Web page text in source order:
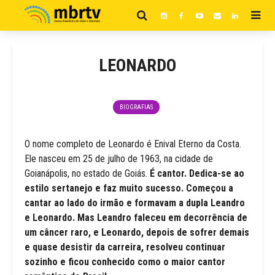
LEONARDO
BIOGRAFIAS
O nome completo de Leonardo é Enival Eterno da Costa.
Ele nasceu em 25 de julho de 1963, na cidade de
Goianápolis, no estado de Goiás. É cantor. Dedica-se ao
estilo sertanejo e faz muito sucesso. Começou a
cantar ao lado do irmão e formavam a dupla Leandro
e Leonardo. Mas Leandro faleceu em decorrência de
um câncer raro, e Leonardo, depois de sofrer demais
e quase desistir da carreira, resolveu continuar
sozinho e ficou conhecido como o maior cantor